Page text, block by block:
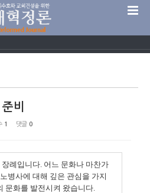
비
1 댓글 0
례입니다. 어느 문화나 마찬가
병사에 대해 깊은 관심을 가지
문화를 발전시켜 왔습니다.
케치북5
치북5